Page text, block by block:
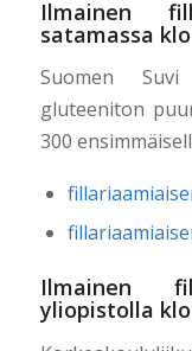
Ilmainen
satamassa
Suomen
gluteeniton
300
Ilmainen
yliopistolla klo